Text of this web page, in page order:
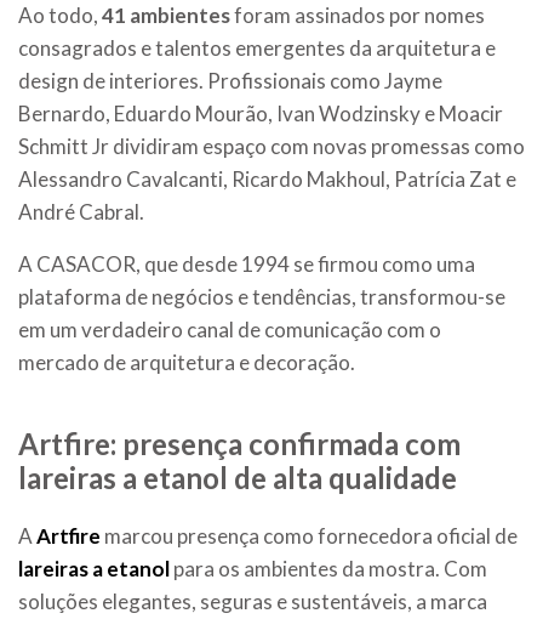
Ao todo,41 ambientesforam assinados por nomes
consagrados e talentos emergentes da arquitetura e
design de interiores. Profissionais como Jayme
Bernardo, Eduardo Mourão, Ivan Wodzinsky e Moacir
Schmitt Jr dividiram espaço com novas promessas como
Alessandro Cavalcanti, Ricardo Makhoul, Patrícia Zat e
André Cabral.
A CASACOR, que desde 1994 se firmou como uma
plataforma de negócios e tendências, transformou-se
em um verdadeiro canal de comunicação com o
mercado de arquitetura e decoração.
Artfire: presença confirmada com
lareiras a etanol de alta qualidade
AArtfire marcou presença como fornecedora oficial de
lareiras a etanolpara os ambientes da mostra. Com
soluções elegantes, seguras e sustentáveis, a marca